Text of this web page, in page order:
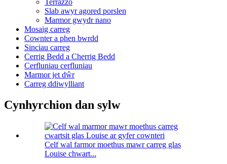
Slab awyr agored porslen
Marmor gwydr nano
Mosaig carreg
Cownter a phen bwrdd
Sinciau carreg
Cerrig Bedd a Cherrig Bedd
Cerfluniau cerfluniau
Marmor jet dŵr
Carreg ddiwylliant
Cynhyrchion dan sylw
Celf wal farmor moethus mawr carreg glas
Louise chwart...